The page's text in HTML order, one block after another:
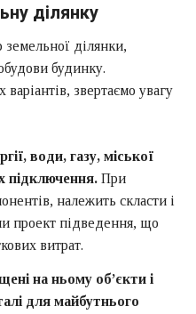
ділянку
ділянки,
будинку.
звертаємо увагу
води, газу, міської
підключення. При
належить скласти і
проект підведення, що
витрат.
на ньому об’єкти і
для майбутнього